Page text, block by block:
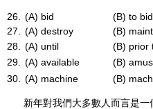
26. (A) bid (B) to bid
27.
(A) destroy (B)
28.
(A) until (B) prior
29.
(A) available (B)
30.
(A) machine (B)
新年對我們大多數人而言是一